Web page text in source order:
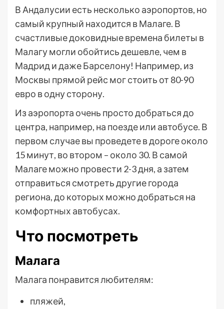
В Андалусии есть несколько аэропортов, но
самый крупный находится в Малаге. В
счастливые доковидные времена билеты в
Малагу могли обойтись дешевле, чем в
Мадрид и даже Барселону! Например, из
Москвы прямой рейс мог стоить от 80-90
евро в одну сторону.
Из аэропорта очень просто добраться до
центра, например, на поезде или автобусе. В
первом случае вы проведете в дороге около
15 минут, во втором – около 30. В самой
Малаге можно провести 2-3 дня, а затем
отправиться смотреть другие города
региона, до которых можно добраться на
комфортных автобусах.
Что посмотреть
Малага
Малага понравится любителям:
пляжей,